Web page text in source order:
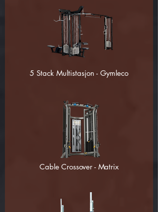
5 Stack Multistasjon - Gymleco
Cable Crossover - Matrix